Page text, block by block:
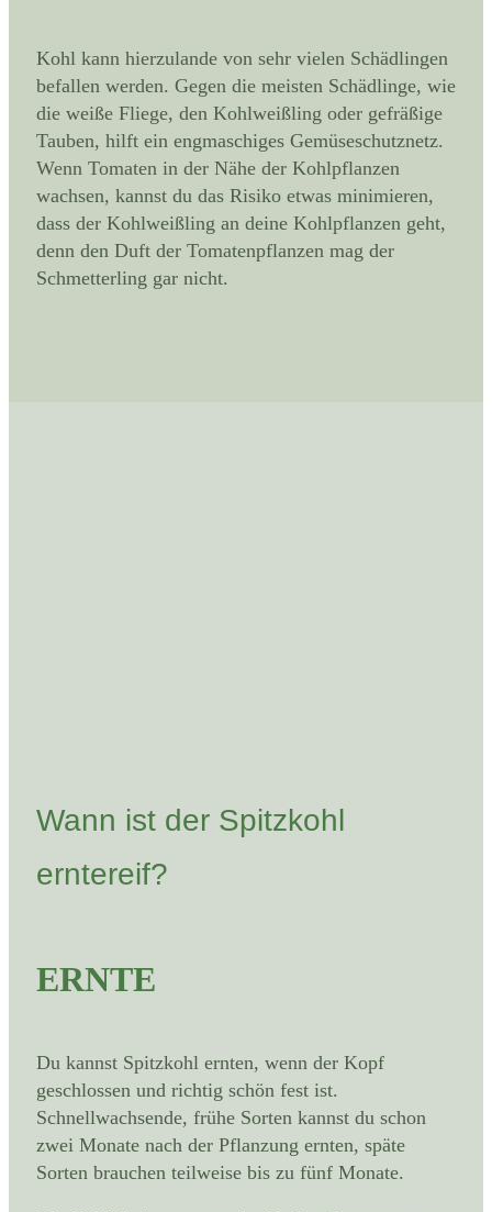
Kohl kann hierzulande von sehr vielen Schädlingen
befallen werden. Gegen die meisten Schädlinge, wie
die weiße Fliege, den Kohlweißling oder gefräßige
Tauben, hilft ein engmaschiges Gemüseschutznetz.
Wenn Tomaten in der Nähe der Kohlpflanzen
wachsen, kannst du das Risiko etwas minimieren,
dass der Kohlweißling an deine Kohlpflanzen geht,
denn den Duft der Tomatenpflanzen mag der
Schmetterling gar nicht.
Wann ist der Spitzkohl
erntereif?
ERNTE
Du kannst Spitzkohl ernten, wenn der Kopf
geschlossen und richtig schön fest ist.
Schnellwachsende, frühe Sorten kannst du schon
zwei Monate nach der Pflanzung ernten, späte
Sorten brauchen teilweise bis zu fünf Monate.